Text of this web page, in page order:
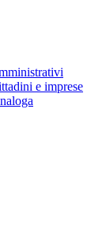
e imprese